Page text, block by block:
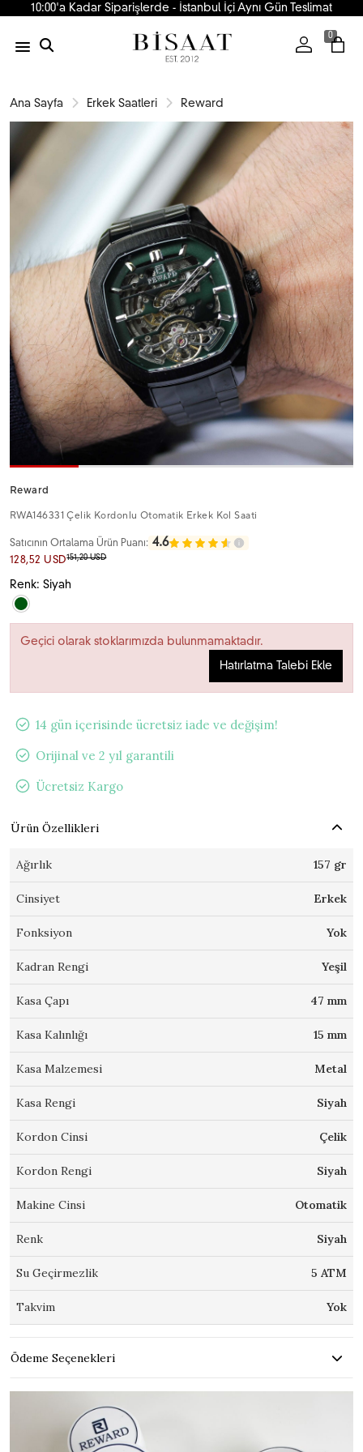
10:00'a Kadar Siparişlerde - İstanbul İçi Aynı Gün Teslimat
0
Ana Sayfa Erkek Saatleri Reward
Reward
RWA146331 Çelik Kordonlu Otomatik Erkek Kol Saati
Satıcının Ortalama Ürün Puanı: 4.6
128,52 USD151,20 USD
Renk: Siyah
Geçici olarak stoklarımızda bulunmamaktadır.
Hatırlatma Talebi Ekle
14 gün içerisinde ücretsiz iade ve değişim!
Orijinal ve 2 yıl garantili
Ücretsiz Kargo
Ürün Özellikleri
Ağırlık 157 gr
Cinsiyet Erkek
Fonksiyon Yok
Kadran Rengi Yeşil
Kasa Çapı 47 mm
Kasa Kalınlığı 15 mm
Kasa Malzemesi Metal
Kasa Rengi Siyah
Kordon Cinsi Çelik
Kordon Rengi Siyah
Makine Cinsi Otomatik
Renk Siyah
Su Geçirmezlik 5 ATM
Takvim Yok
Ödeme Seçenekleri